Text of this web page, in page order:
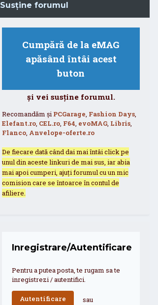
Susține forumul
Cumpără de la eMAG
apăsând întâi acest
buton
și vei susține forumul.
Recomandăm și PCGarage, Fashion Days,
Elefant.ro, CEL.ro, F64, evoMAG, Libris,
Flanco, Anvelope-oferte.ro
De fiecare dată când dai mai întâi click pe
unul din aceste linkuri de mai sus, iar abia
mai apoi cumperi, ajuți forumul cu un mic
comision care se întoarce în contul de
afiliere.
Inregistrare/Autentificare
Pentru a putea posta, te rugam sa te
inregistrezi / autentifici.
Autentificare
sau